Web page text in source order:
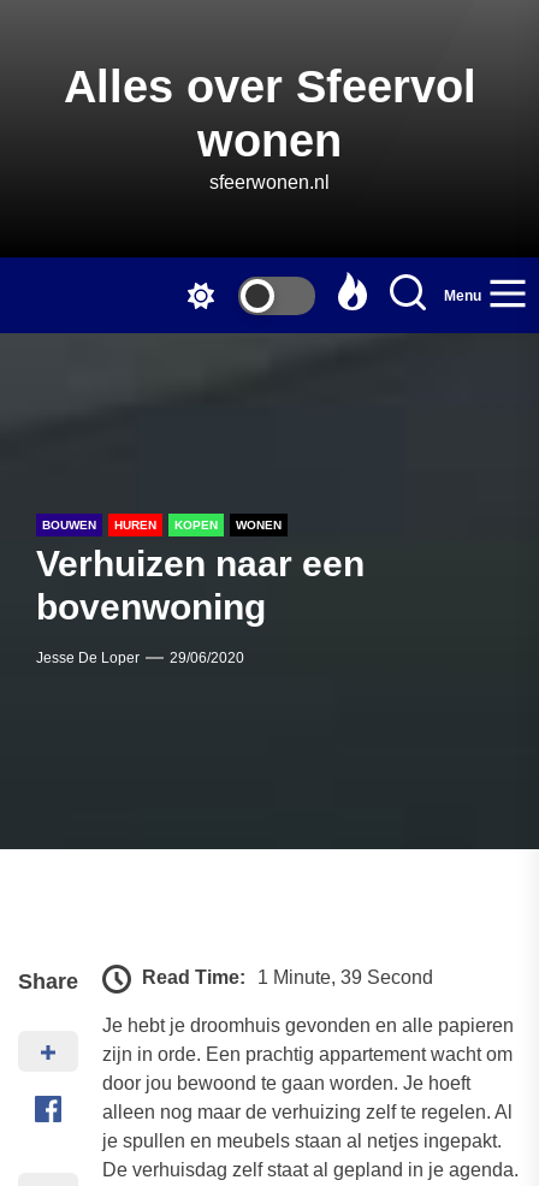
Alles over Sfeervol
wonen
sfeerwonen.nl
Menu
BOUWEN HUREN KOPEN WONEN
Verhuizen naar een
bovenwoning
Jesse De Loper 29/06/2020
Share Read Time: 1 Minute, 39 Second
Je hebt je droomhuis gevonden en alle papieren
zijn in orde. Een prachtig appartement wacht om
door jou bewoond te gaan worden. Je hoeft
alleen nog maar de verhuizing zelf te regelen. Al
je spullen en meubels staan al netjes ingepakt.
De verhuisdag zelf staat al gepland in je agenda.